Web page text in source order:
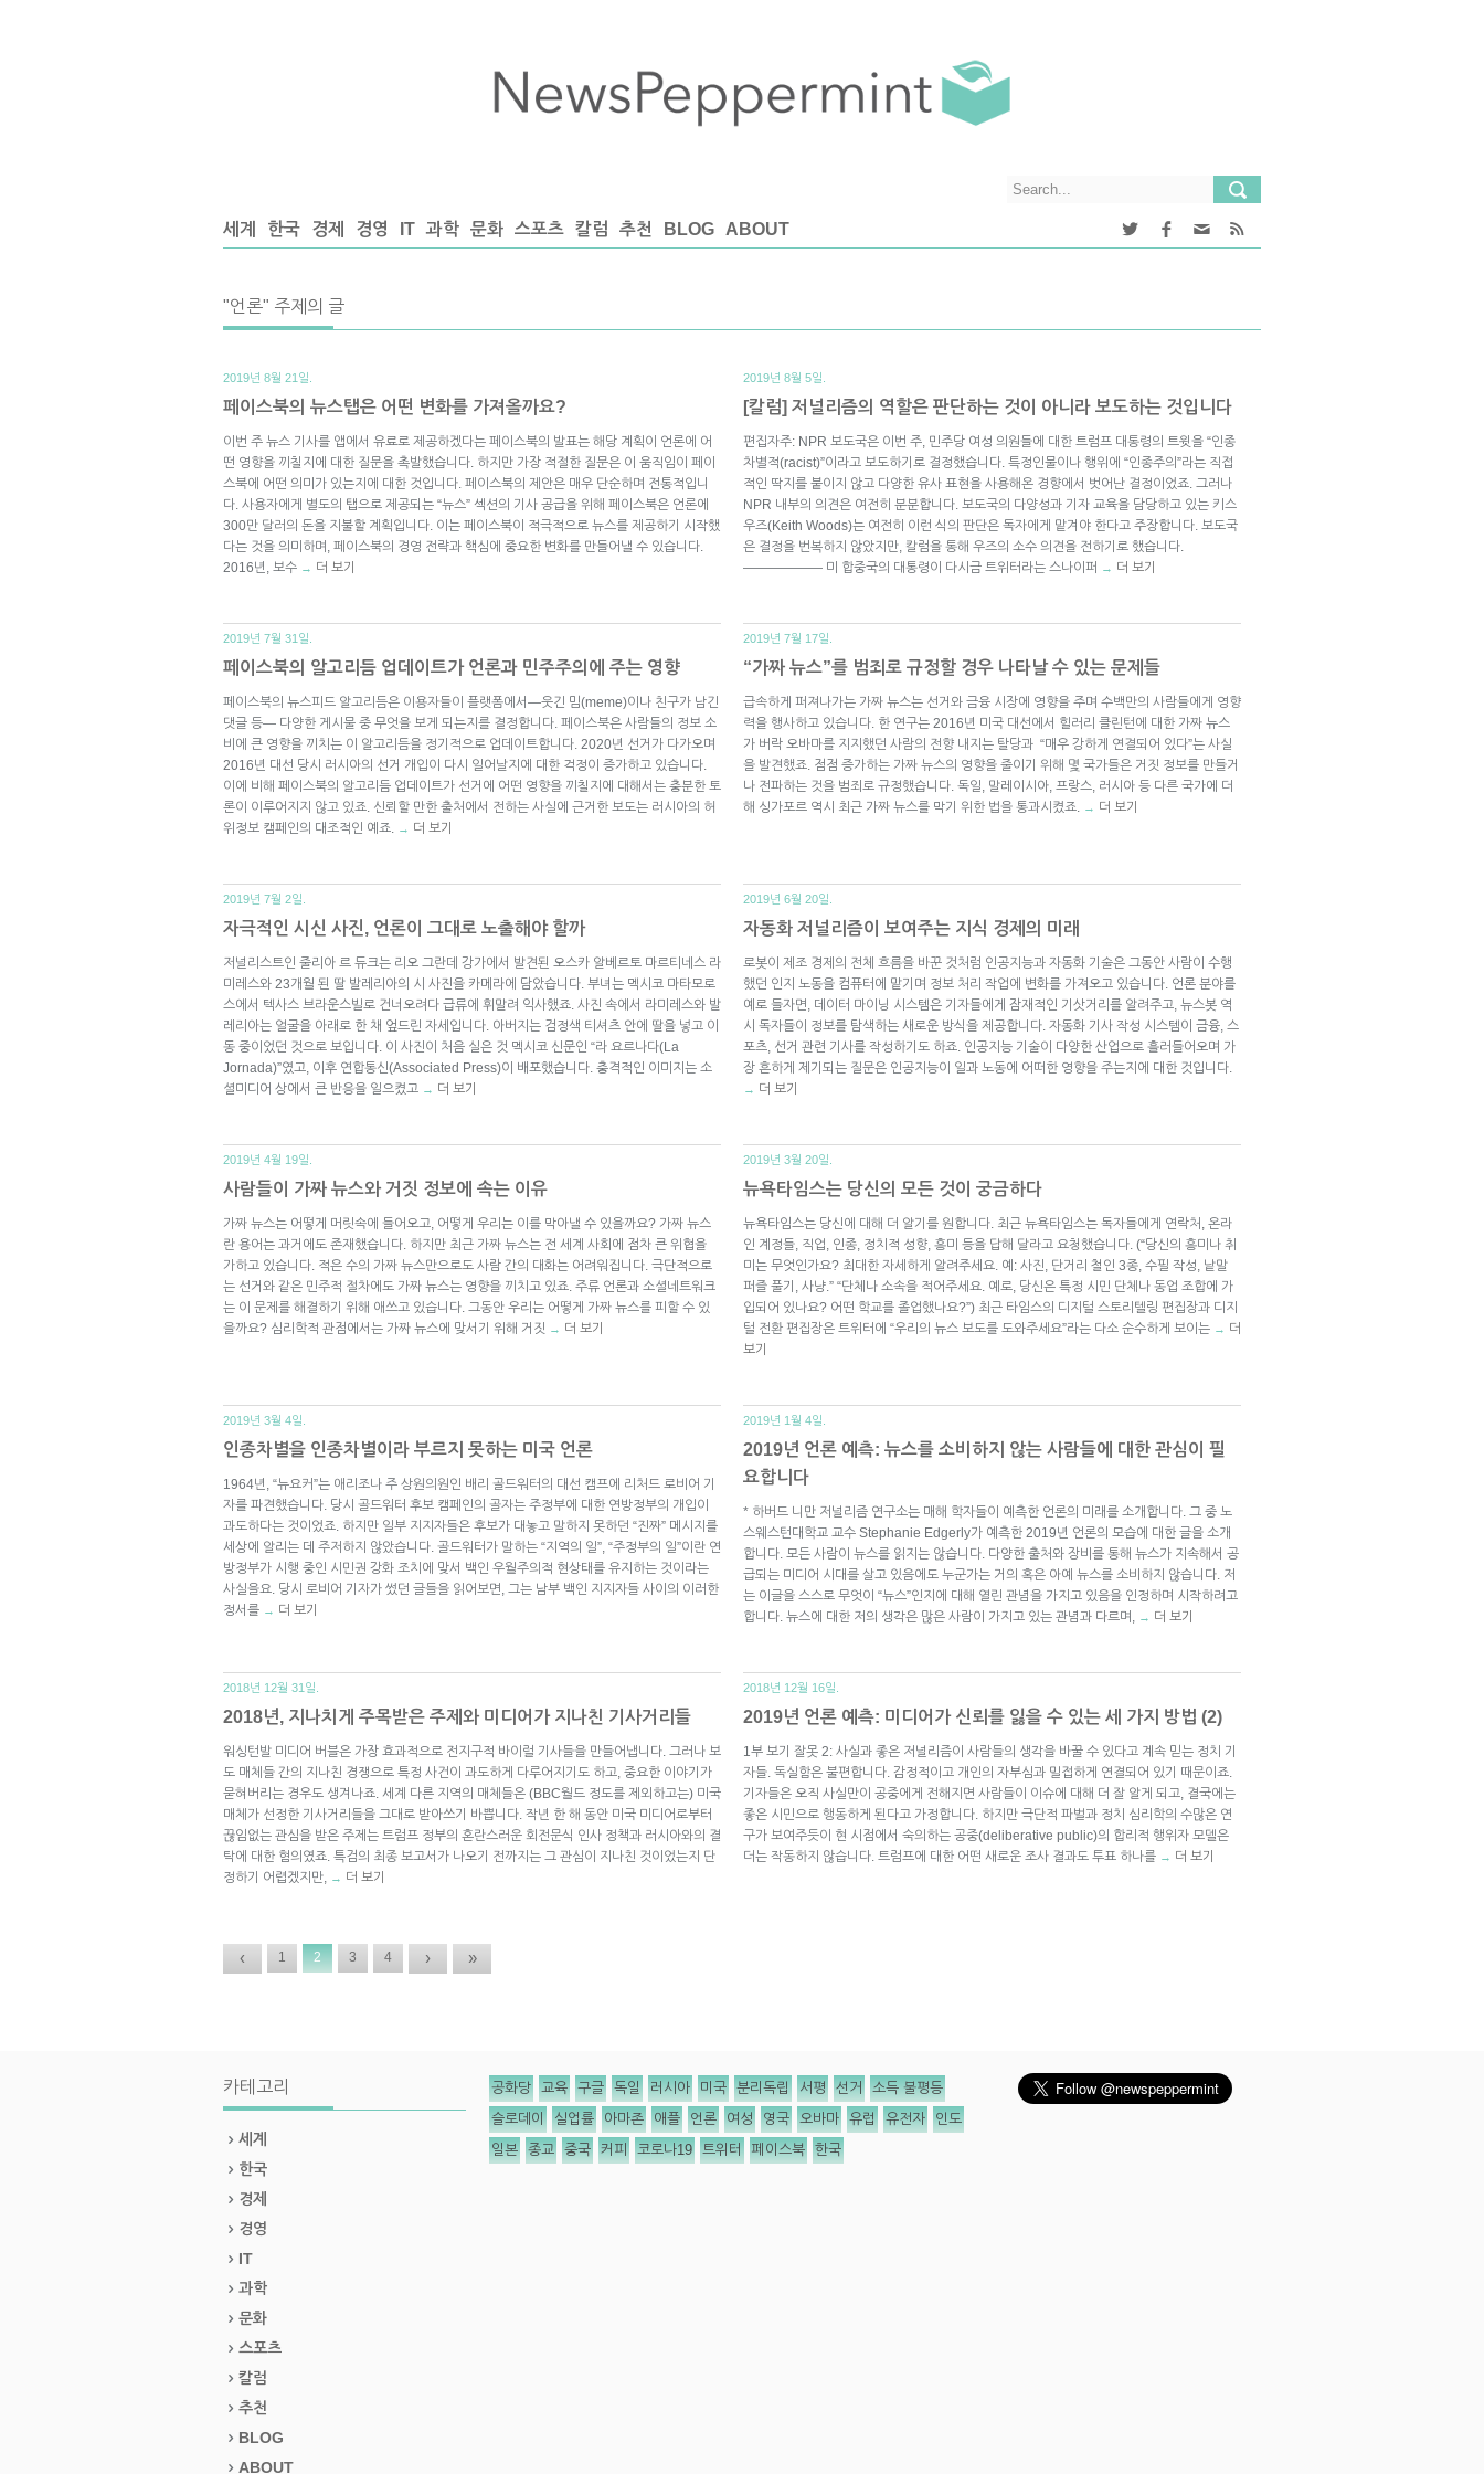
세계 한국 경제 경영 IT 과학 문화 스포츠 칼럼 추천 BLOG ABOUT
"언론" 주제의 글
2019년 8월 21일.
페이스북의 뉴스탭은 어떤 변화를 가져올까요?
이번 주 뉴스 기사를 앱에서 유료로 제공하겠다는 페이스북의 발표는 해당 계획이 언론에 어
떤 영향을 끼칠지에 대한 질문을 촉발했습니다. 하지만 가장 적절한 질문은 이 움직임이 페이
스북에 어떤 의미가 있는지에 대한 것입니다. 페이스북의 제안은 매우 단순하며 전통적입니
다. 사용자에게 별도의 탭으로 제공되는 “뉴스” 섹션의 기사 공급을 위해 페이스북은 언론에
300만 달러의 돈을 지불할 계획입니다. 이는 페이스북이 적극적으로 뉴스를 제공하기 시작했
다는 것을 의미하며, 페이스북의 경영 전략과 핵심에 중요한 변화를 만들어낼 수 있습니다.
2016년, 보수 → 더 보기
2019년 8월 5일.
[칼럼] 저널리즘의 역할은 판단하는 것이 아니라 보도하는 것입니다
편집자주: NPR 보도국은 이번 주, 민주당 여성 의원들에 대한 트럼프 대통령의 트윗을 “인종
차별적(racist)”이라고 보도하기로 결정했습니다. 특정인물이나 행위에 “인종주의”라는 직접
적인 딱지를 붙이지 않고 다양한 유사 표현을 사용해온 경향에서 벗어난 결정이었죠. 그러나
NPR 내부의 의견은 여전히 분분합니다. 보도국의 다양성과 기자 교육을 담당하고 있는 키스
우즈(Keith Woods)는 여전히 이런 식의 판단은 독자에게 맡겨야 한다고 주장합니다. 보도국
은 결정을 번복하지 않았지만, 칼럼을 통해 우즈의 소수 의견을 전하기로 했습니다.
—————— 미 합중국의 대통령이 다시금 트위터라는 스나이퍼 → 더 보기
2019년 7월 31일.
페이스북의 알고리듬 업데이트가 언론과 민주주의에 주는 영향
페이스북의 뉴스피드 알고리듬은 이용자들이 플랫폼에서—웃긴 밈(meme)이나 친구가 남긴
댓글 등— 다양한 게시물 중 무엇을 보게 되는지를 결정합니다. 페이스북은 사람들의 정보 소
비에 큰 영향을 끼치는 이 알고리듬을 정기적으로 업데이트합니다. 2020년 선거가 다가오며
2016년 대선 당시 러시아의 선거 개입이 다시 일어날지에 대한 걱정이 증가하고 있습니다.
이에 비해 페이스북의 알고리듬 업데이트가 선거에 어떤 영향을 끼칠지에 대해서는 충분한 토
론이 이루어지지 않고 있죠. 신뢰할 만한 출처에서 전하는 사실에 근거한 보도는 러시아의 허
위정보 캠페인의 대조적인 예죠. → 더 보기
2019년 7월 17일.
“가짜 뉴스”를 범죄로 규정할 경우 나타날 수 있는 문제들
급속하게 퍼져나가는 가짜 뉴스는 선거와 금융 시장에 영향을 주며 수백만의 사람들에게 영향
력을 행사하고 있습니다. 한 연구는 2016년 미국 대선에서 힐러리 클린턴에 대한 가짜 뉴스
가 버락 오바마를 지지했던 사람의 전향 내지는 탈당과 “매우 강하게 연결되어 있다”는 사실
을 발견했죠. 점점 증가하는 가짜 뉴스의 영향을 줄이기 위해 몇 국가들은 거짓 정보를 만들거
나 전파하는 것을 범죄로 규정했습니다. 독일, 말레이시아, 프랑스, 러시아 등 다른 국가에 더
해 싱가포르 역시 최근 가짜 뉴스를 막기 위한 법을 통과시켰죠. → 더 보기
2019년 7월 2일.
자극적인 시신 사진, 언론이 그대로 노출해야 할까
저널리스트인 줄리아 르 듀크는 리오 그란데 강가에서 발견된 오스카 알베르토 마르티네스 라
미레스와 23개월 된 딸 발레리아의 시 사진을 카메라에 담았습니다. 부녀는 멕시코 마타모로
스에서 텍사스 브라운스빌로 건너오려다 급류에 휘말려 익사했죠. 사진 속에서 라미레스와 발
레리아는 얼굴을 아래로 한 채 엎드린 자세입니다. 아버지는 검정색 티셔츠 안에 딸을 넣고 이
동 중이었던 것으로 보입니다. 이 사진이 처음 실은 것 멕시코 신문인 “라 요르나다(La
Jornada)”였고, 이후 연합통신(Associated Press)이 배포했습니다. 충격적인 이미지는 소
셜미디어 상에서 큰 반응을 일으켰고 → 더 보기
2019년 6월 20일.
자동화 저널리즘이 보여주는 지식 경제의 미래
로봇이 제조 경제의 전체 흐름을 바꾼 것처럼 인공지능과 자동화 기술은 그동안 사람이 수행
했던 인지 노동을 컴퓨터에 맡기며 정보 처리 작업에 변화를 가져오고 있습니다. 언론 분야를
예로 들자면, 데이터 마이닝 시스템은 기자들에게 잠재적인 기삿거리를 알려주고, 뉴스봇 역
시 독자들이 정보를 탐색하는 새로운 방식을 제공합니다. 자동화 기사 작성 시스템이 금융, 스
포츠, 선거 관련 기사를 작성하기도 하죠. 인공지능 기술이 다양한 산업으로 흘러들어오며 가
장 흔하게 제기되는 질문은 인공지능이 일과 노동에 어떠한 영향을 주는지에 대한 것입니다.
→ 더 보기
2019년 4월 19일.
사람들이 가짜 뉴스와 거짓 정보에 속는 이유
가짜 뉴스는 어떻게 머릿속에 들어오고, 어떻게 우리는 이를 막아낼 수 있을까요? 가짜 뉴스
란 용어는 과거에도 존재했습니다. 하지만 최근 가짜 뉴스는 전 세계 사회에 점차 큰 위협을
가하고 있습니다. 적은 수의 가짜 뉴스만으로도 사람 간의 대화는 어려워집니다. 극단적으로
는 선거와 같은 민주적 절차에도 가짜 뉴스는 영향을 끼치고 있죠. 주류 언론과 소셜네트워크
는 이 문제를 해결하기 위해 애쓰고 있습니다. 그동안 우리는 어떻게 가짜 뉴스를 피할 수 있
을까요? 심리학적 관점에서는 가짜 뉴스에 맞서기 위해 거짓 → 더 보기
2019년 3월 20일.
뉴욕타임스는 당신의 모든 것이 궁금하다
뉴욕타임스는 당신에 대해 더 알기를 원합니다. 최근 뉴욕타임스는 독자들에게 연락처, 온라
인 계정들, 직업, 인종, 정치적 성향, 흥미 등을 답해 달라고 요청했습니다. (“당신의 흥미나 취
미는 무엇인가요? 최대한 자세하게 알려주세요. 예: 사진, 단거리 철인 3종, 수필 작성, 낱말
퍼즐 풀기, 사냥.” “단체나 소속을 적어주세요. 예로, 당신은 특정 시민 단체나 동업 조합에 가
입되어 있나요? 어떤 학교를 졸업했나요?”) 최근 타임스의 디지털 스토리텔링 편집장과 디지
털 전환 편집장은 트위터에 “우리의 뉴스 보도를 도와주세요”라는 다소 순수하게 보이는 → 더
보기
2019년 3월 4일.
인종차별을 인종차별이라 부르지 못하는 미국 언론
1964년, “뉴요커”는 애리조나 주 상원의원인 배리 골드워터의 대선 캠프에 리처드 로비어 기
자를 파견했습니다. 당시 골드워터 후보 캠페인의 골자는 주정부에 대한 연방정부의 개입이
과도하다는 것이었죠. 하지만 일부 지지자들은 후보가 대놓고 말하지 못하던 “진짜” 메시지를
세상에 알리는 데 주저하지 않았습니다. 골드워터가 말하는 “지역의 일”, “주정부의 일”이란 연
방정부가 시행 중인 시민권 강화 조치에 맞서 백인 우월주의적 현상태를 유지하는 것이라는
사실을요. 당시 로비어 기자가 썼던 글들을 읽어보면, 그는 남부 백인 지지자들 사이의 이러한
정서를 → 더 보기
2019년 1월 4일.
2019년 언론 예측: 뉴스를 소비하지 않는 사람들에 대한 관심이 필
요합니다
* 하버드 니만 저널리즘 연구소는 매해 학자들이 예측한 언론의 미래를 소개합니다. 그 중 노
스웨스턴대학교 교수 Stephanie Edgerly가 예측한 2019년 언론의 모습에 대한 글을 소개
합니다. 모든 사람이 뉴스를 읽지는 않습니다. 다양한 출처와 장비를 통해 뉴스가 지속해서 공
급되는 미디어 시대를 살고 있음에도 누군가는 거의 혹은 아예 뉴스를 소비하지 않습니다. 저
는 이글을 스스로 무엇이 “뉴스”인지에 대해 열린 관념을 가지고 있음을 인정하며 시작하려고
합니다. 뉴스에 대한 저의 생각은 많은 사람이 가지고 있는 관념과 다르며, → 더 보기
2018년 12월 31일.
2018년, 지나치게 주목받은 주제와 미디어가 지나친 기사거리들
워싱턴발 미디어 버블은 가장 효과적으로 전지구적 바이럴 기사들을 만들어냅니다. 그러나 보
도 매체들 간의 지나친 경쟁으로 특정 사건이 과도하게 다루어지기도 하고, 중요한 이야기가
묻혀버리는 경우도 생겨나죠. 세계 다른 지역의 매체들은 (BBC월드 정도를 제외하고는) 미국
매체가 선정한 기사거리들을 그대로 받아쓰기 바쁩니다. 작년 한 해 동안 미국 미디어로부터
끊임없는 관심을 받은 주제는 트럼프 정부의 혼란스러운 회전문식 인사 정책과 러시아와의 결
탁에 대한 혐의였죠. 특검의 최종 보고서가 나오기 전까지는 그 관심이 지나친 것이었는지 단
정하기 어렵겠지만, → 더 보기
2018년 12월 16일.
2019년 언론 예측: 미디어가 신뢰를 잃을 수 있는 세 가지 방법 (2)
1부 보기 잘못 2: 사실과 좋은 저널리즘이 사람들의 생각을 바꿀 수 있다고 계속 믿는 정치 기
자들. 독실함은 불편합니다. 감정적이고 개인의 자부심과 밀접하게 연결되어 있기 때문이죠.
기자들은 오직 사실만이 공중에게 전해지면 사람들이 이슈에 대해 더 잘 알게 되고, 결국에는
좋은 시민으로 행동하게 된다고 가정합니다. 하지만 극단적 파벌과 정치 심리학의 수많은 연
구가 보여주듯이 현 시점에서 숙의하는 공중(deliberative public)의 합리적 행위자 모델은
더는 작동하지 않습니다. 트럼프에 대한 어떤 새로운 조사 결과도 투표 하나를 → 더 보기
‹ 1 2 3 4 › »
카테고리
세계
한국
경제
경영
IT
과학
문화
스포츠
칼럼
추천
BLOG
ABOUT
공화당 교육 구글 독일 러시아 미국 분리독립 서평 선거 소득 불평등
슬로데이 실업률 아마존 애플 언론 여성 영국 오바마 유럽 유전자 인도
일본 종교 중국 커피 코로나19 트위터 페이스북 한국